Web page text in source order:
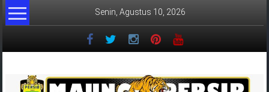
Lompat
ke
Senin, Agustus 10, 2026